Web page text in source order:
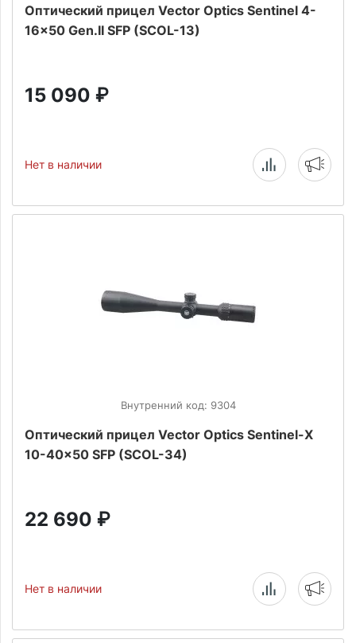
Оптический прицел Vector Optics Sentinel 4-
16x50 Gen.II SFP (SCOL-13)
15 090 ₽
Нет в наличии
Внутренний код: 9304
Оптический прицел Vector Optics Sentinel-Х
10-40x50 SFP (SCOL-34)
22 690 ₽
Нет в наличии